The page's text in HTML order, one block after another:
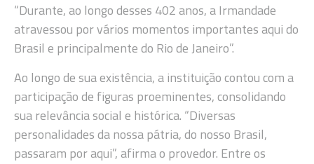
“Durante, ao longo desses 402 anos, a Irmandade
atravessou por vários momentos importantes aqui do
Brasil e principalmente do Rio de Janeiro”.
Ao longo de sua existência, a instituição contou com a
participação de figuras proeminentes, consolidando
sua relevância social e histórica. “Diversas
personalidades da nossa pátria, do nosso Brasil,
passaram por aqui”, afirma o provedor. Entre os